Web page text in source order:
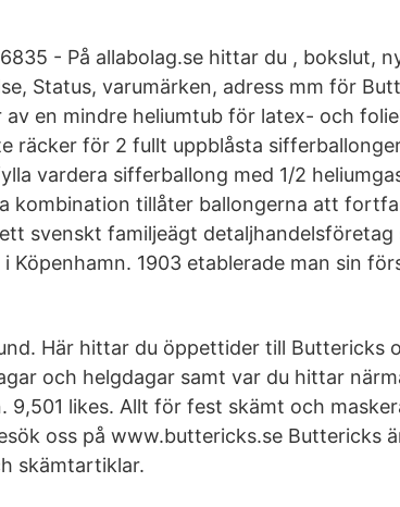
- På allabolag.se hittar du , bokslut,
Status, varumärken, adress mm för
av en mindre heliumtub för latex- och
räcker för 2 fullt uppblåsta
vardera sifferballong med 1/2
kombination tillåter ballongerna att
svenskt familjeägt detaljhandelsföretag
Köpenhamn. 1903 etablerade man sin
Här hittar du öppettider till Buttericks
och helgdagar samt var du hittar
9,501 likes. Allt för fest skämt och
oss på www.buttericks.se Buttericks
skämtartiklar.